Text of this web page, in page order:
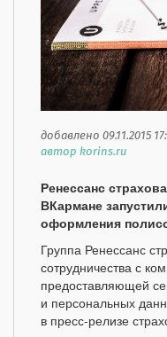
добавлено 09.11.2015
автор korins.ru
Ренессанс
ВКармане
оформления
Группа Ренессанс
сотрудничества с
предоставляющей
и персональных
в пресс-релизе